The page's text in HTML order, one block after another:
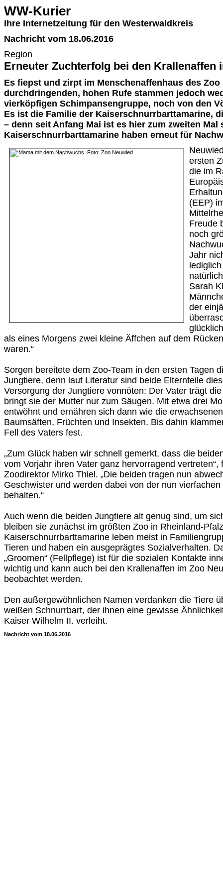
WW-Kurier
Ihre Internetzeitung für den Westerwaldkreis
Nachricht vom 18.06.2016
Region
Erneuter Zuchterfolg bei den Krallenaffen
Es fiepst und zirpt im Menschenaffenhaus des Zoo
durchdringenden, hohen Rufe stammen jedoch
vierköpfigen Schimpansengruppe, noch von den
Es ist die Familie der Kaiserschnurrbarttamarine,
– denn seit Anfang Mai ist es hier zum zweiten
Kaiserschnurrbarttamarine haben erneut für
ersten
die im
(EEP)
Freude
noch
Jahr
Sarah
der
als eines Morgens zwei kleine Äffchen auf dem
waren.“
Sorgen bereitete dem Zoo-Team in den ersten Tagen
Jungtiere, denn laut Literatur sind beide Elternteile
Versorgung der Jungtiere vonnöten: Der Vater trägt
bringt sie der Mutter nur zum Säugen. Mit etwa drei
entwöhnt und ernähren sich dann wie die
Baumsäften, Früchten und Insekten. Bis dahin
Fell des Vaters fest.
„Zum Glück haben wir schnell gemerkt, dass die
vom Vorjahr ihren Vater ganz hervorragend vertreten“,
Zoodirektor Mirko Thiel. „Die beiden tragen nun
Geschwister und werden dabei von der nun
behalten.“
Auch wenn die beiden Jungtiere alt genug sind, um
bleiben sie zunächst im größten Zoo in Rheinland-
Kaiserschnurrbarttamarine leben meist in
Tieren und haben ein ausgeprägtes Sozialverhalten.
„Groomen“ (Fellpflege) ist für die sozialen Kontakte
wichtig und kann auch bei den Krallenaffen im Zoo
beobachtet werden.
Den außergewöhnlichen Namen verdanken die Tiere
weißen Schnurrbart, der ihnen eine gewisse
Kaiser Wilhelm II. verleiht.
Nachricht vom 18.06.2016